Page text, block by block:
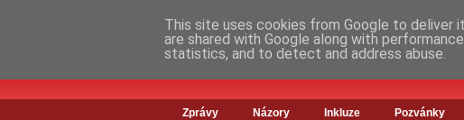
Zprávy Názory Inkluze Pozvánky
This site uses cookies from Google to deliver
are shared with Google along with
statistics, and to detect and address abuse.